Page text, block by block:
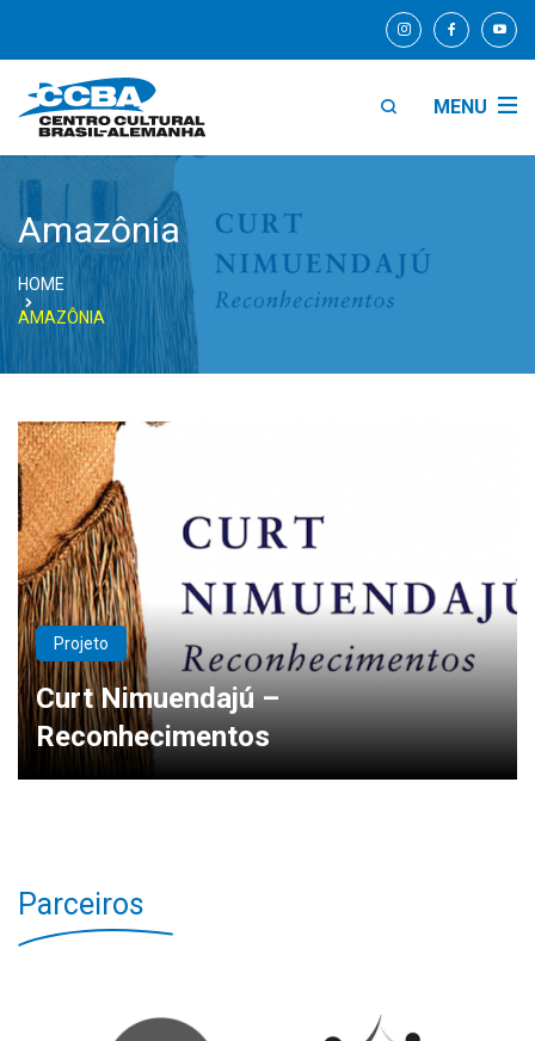
MENU
Amazônia
HOME
AMAZÔNIA
Projeto
Curt Nimuendajú –
Reconhecimentos
Parceiros